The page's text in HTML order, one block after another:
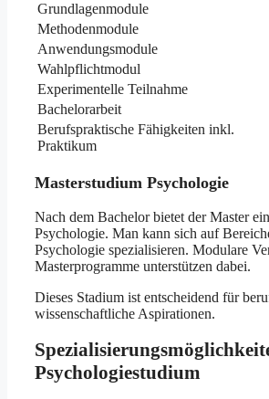
Grundlagenmodule
Methodenmodule
Anwendungsmodule
Wahlpflichtmodul
Experimentelle Teilnahme
Bachelorarbeit
Berufspraktische Fähigkeiten inkl.
Praktikum
Masterstudium Psychologie
Nach dem Bachelor bietet der Master
Psychologie. Man kann sich auf
Psychologie spezialisieren. Modulare
Masterprogramme unterstützen dabei.
Dieses Stadium ist entscheidend für
wissenschaftliche Aspirationen.
Psychologiestudium